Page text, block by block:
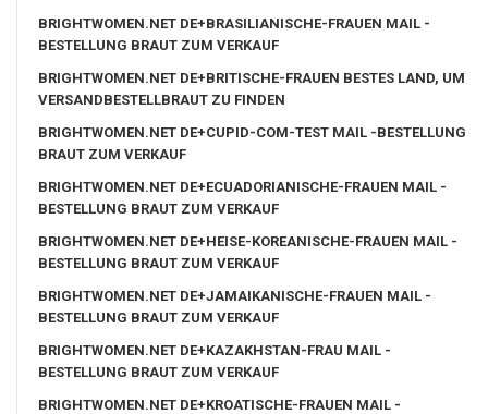
BRIGHTWOMEN.NET DE+BRASILIANISCHE-FRAUEN MAIL -
BESTELLUNG BRAUT ZUM VERKAUF
BRIGHTWOMEN.NET DE+BRITISCHE-FRAUEN BESTES LAND, UM
VERSANDBESTELLBRAUT ZU FINDEN
BRIGHTWOMEN.NET DE+CUPID-COM-TEST MAIL -BESTELLUNG
BRAUT ZUM VERKAUF
BRIGHTWOMEN.NET DE+ECUADORIANISCHE-FRAUEN MAIL -
BESTELLUNG BRAUT ZUM VERKAUF
BRIGHTWOMEN.NET DE+HEISE-KOREANISCHE-FRAUEN MAIL -
BESTELLUNG BRAUT ZUM VERKAUF
BRIGHTWOMEN.NET DE+JAMAIKANISCHE-FRAUEN MAIL -
BESTELLUNG BRAUT ZUM VERKAUF
BRIGHTWOMEN.NET DE+KAZAKHSTAN-FRAU MAIL -
BESTELLUNG BRAUT ZUM VERKAUF
BRIGHTWOMEN.NET DE+KROATISCHE-FRAUEN MAIL -